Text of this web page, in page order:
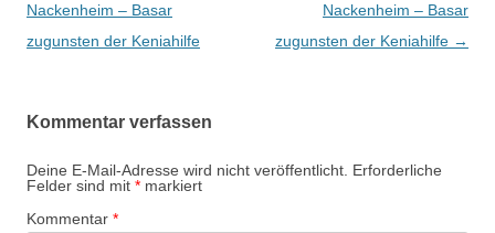
Navigation
Nackenheim – Basar
zugunsten der Keniahilfe
Nackenheim – Basar
zugunsten der Keniahilfe →
Kommentar verfassen
Deine E-Mail-Adresse wird nicht veröffentlicht. Erforderliche
Felder sind mit * markiert
Kommentar *